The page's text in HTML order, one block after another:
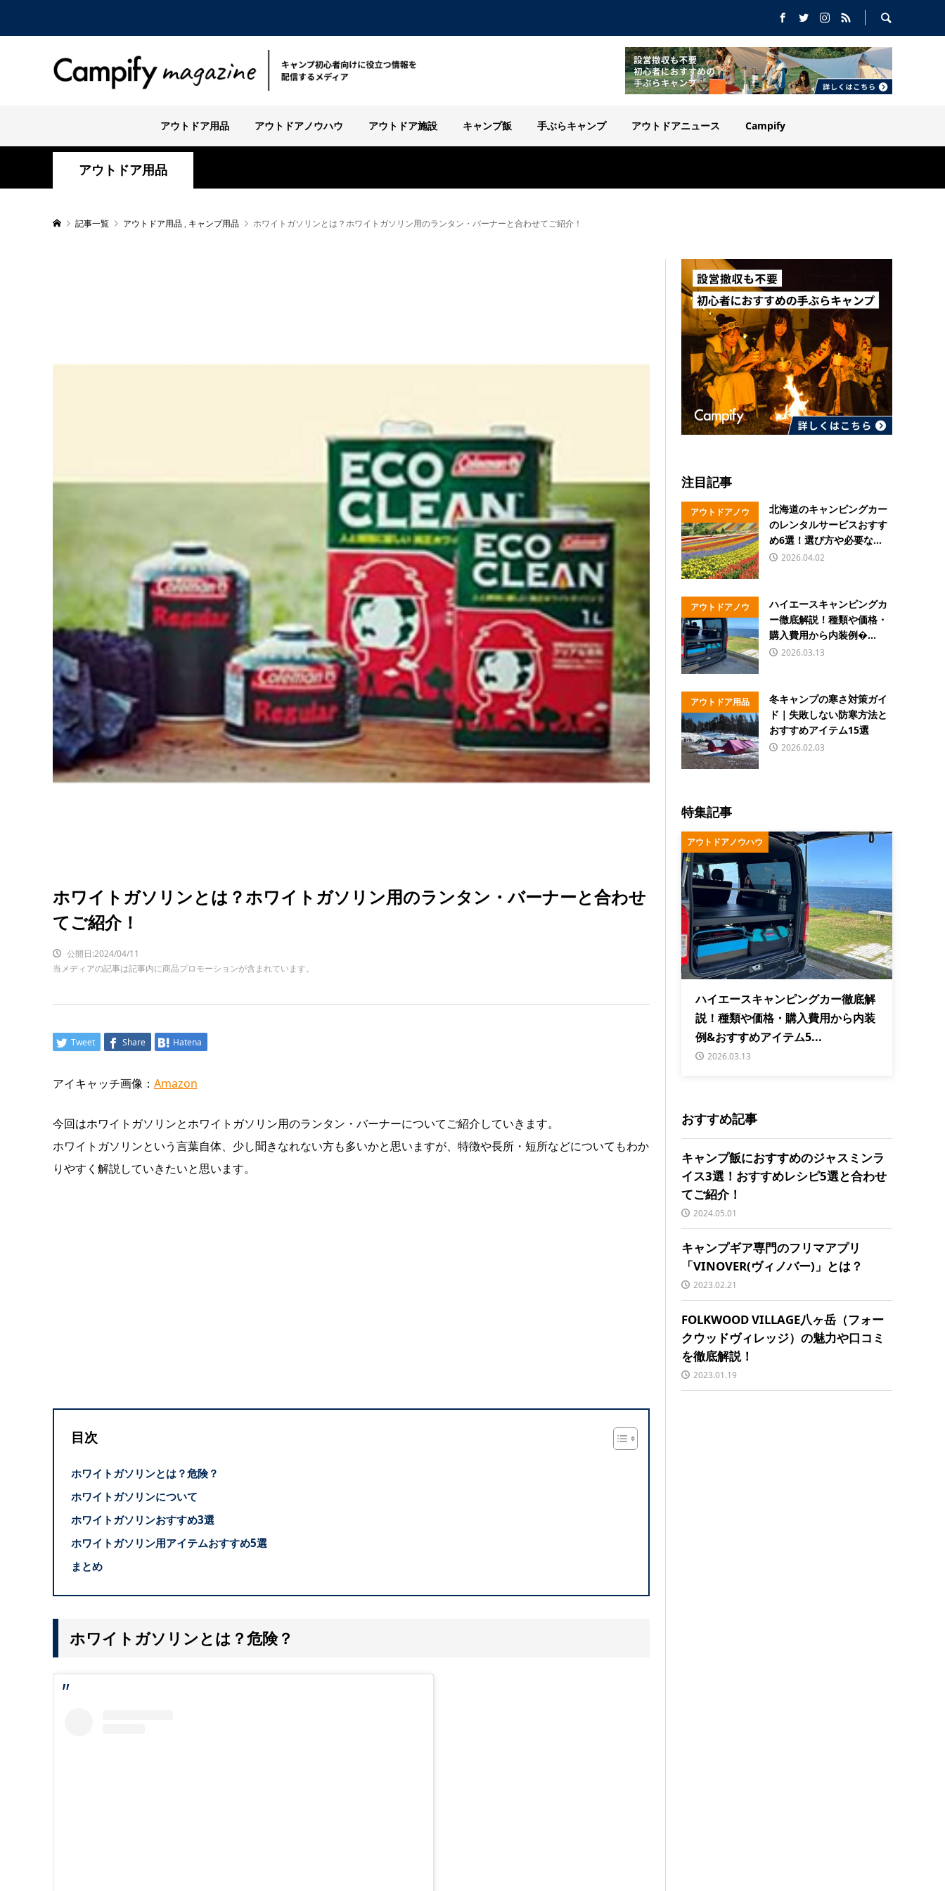
アウトドア用品 アウトドアノウハウ アウトドア施設 キャンプ飯 手ぶらキャンプ アウトドアニュース Campify
アウトドア用品
記事一覧 アウトドア用品 , キャンプ用品 ホワイトガソリンとは？ホワイトガソリン用のランタン・バーナーと合わせてご紹介！
ホワイトガソリンとは？ホワイトガソリン用のランタン・バーナーと合わせ
てご紹介！
公開日:2024/04/11
当メディアの記事は記事内に商品プロモーションが含まれています。
Tweet Share Hatena
アイキャッチ画像： Amazon
今回はホワイトガソリンとホワイトガソリン用のランタン・バーナーについてご紹介していきます。
ホワイトガソリンという言葉自体、少し聞きなれない方も多いかと思いますが、特徴や長所・短所などについてもわか
りやすく解説していきたいと思います。
目次
ホワイトガソリンとは？危険？
ホワイトガソリンについて
ホワイトガソリンおすすめ3選
ホワイトガソリン用アイテムおすすめ5選
まとめ
ホワイトガソリンとは？危険？
注目記事
アウトドアノウ
ハウ
北海道のキャンピングカー
のレンタルサービスおすす
め6選！選び方や必要な...
2026.04.02
アウトドアノウ
ハウ
ハイエースキャンピングカ
ー徹底解説！種類や価格・
購入費用から内装例�...
2026.03.13
アウトドア用品
冬キャンプの寒さ対策ガイ
ド｜失敗しない防寒方法と
おすすめアイテム15選
2026.02.03
特集記事
アウトドアノウハウ
ハイエースキャンピングカー徹底解
説！種類や価格・購入費用から内装
例&おすすめアイテム5...
2026.03.13
おすすめ記事
キャンプ飯におすすめのジャスミンラ
イス3選！おすすめレシピ5選と合わせ
てご紹介！
2024.05.01
キャンプギア専門のフリマアプリ
「VINOVER(ヴィノバー)」とは？
2023.02.21
FOLKWOOD VILLAGE八ヶ岳（フォー
クウッドヴィレッジ）の魅力や口コミ
を徹底解説！
2023.01.19